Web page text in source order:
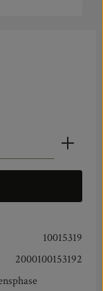
Wert ein oder
10015319
2000100153192